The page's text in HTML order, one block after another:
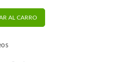
Brackets Recto | Task cantidad
AL CARRO